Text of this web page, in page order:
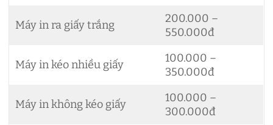
Máy in ra giấy trắng
200.000 –
550.000đ
Máy in kéo nhiều giấy
100.000 –
350.000đ
Máy in không kéo giấy
100.000 –
300.000đ